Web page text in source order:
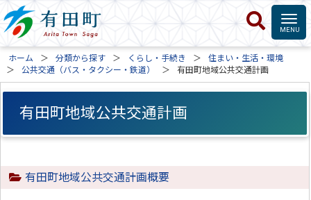
ホーム 分類から探す くらし・手続き
住まい・生活・環境
公共交通（バス・タクシー・鉄道）
有田町地域公共交通計画
有田町地域公共交通計画
有田町地域公共交通計画概要